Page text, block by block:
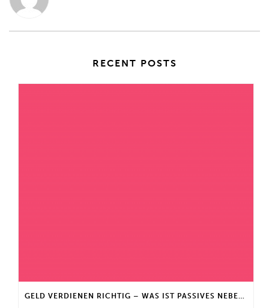
RECENT POSTS
GELD VERDIENEN RICHTIG – WAS IST PASSIVES NEBENEINKOMMEN?